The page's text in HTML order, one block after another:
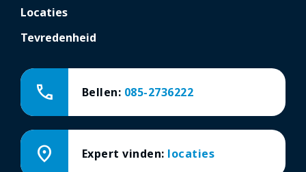
Locaties
Tevredenheid
call Bellen: 085-2736222
location_on Expert vinden: locaties